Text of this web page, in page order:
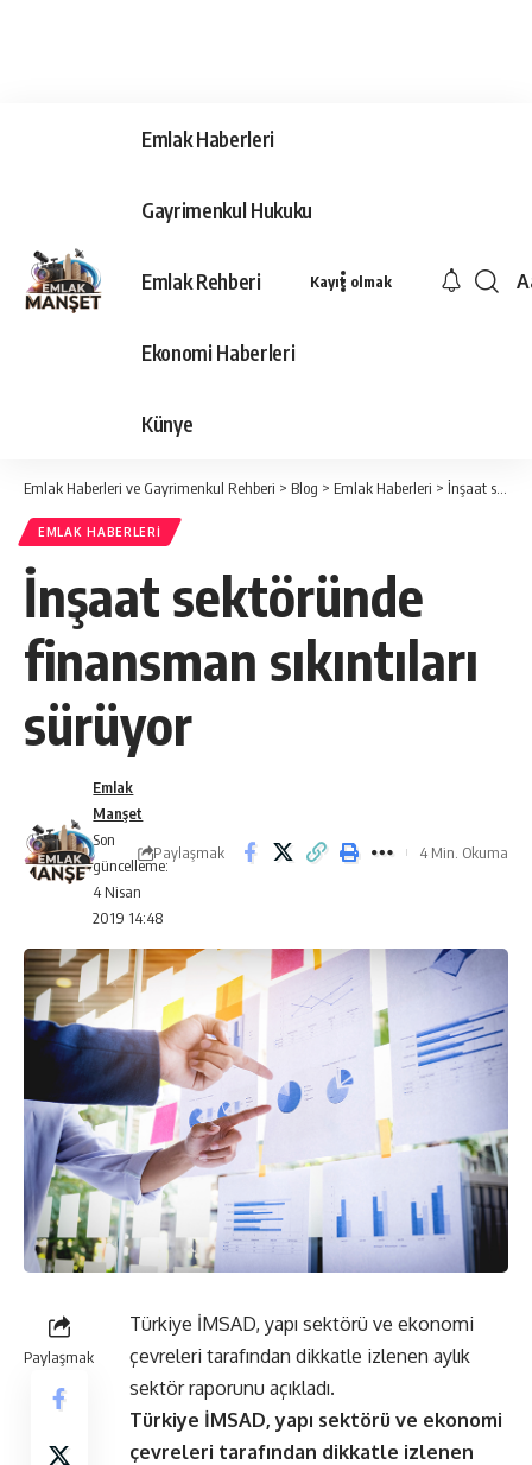
Emlak Haberleri
Gayrimenkul Hukuku
Emlak Rehberi
Ekonomi Haberleri
Künye
Kayıt olmak
Emlak Haberleri ve Gayrimenkul Rehberi > Blog > Emlak Haberleri > İnşaat sektöründe finansman sıkıntıları sürüyor
EMLAK HABERLERI
İnşaat sektöründe
finansman sıkıntıları
sürüyor
Son
güncelleme:
4 Nisan
2019 14:48
Emlak
Manşet
Paylaşmak 4 Min. Okuma
Paylaşmak
Türkiye İMSAD, yapı sektörü ve ekonomi
çevreleri tarafından dikkatle izlenen aylık
sektör raporunu açıkladı.
Türkiye İMSAD, yapı sektörü ve ekonomi
çevreleri tarafından dikkatle izlenen